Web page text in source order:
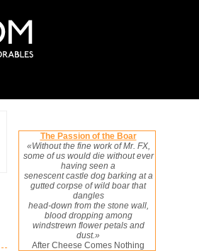
The Passion of the Boar
«Without the fine work of Mr. FX,
some of us would die without ever
having seen a
senescent castle dog barking at a
gutted corpse of wild boar that
dangles
head-down from the stone wall,
blood dropping among
windstrewn flower petals and
dust.»
After Cheese Comes Nothing